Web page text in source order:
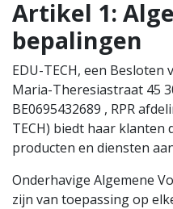
Artikel 1:
bepalingen
EDU-TECH, een
Maria-Theresiastraat 45
BE0695432689 , RPR
TECH) biedt haar klanten
producten en diensten
Onderhavige Algemene
zijn van toepassing op